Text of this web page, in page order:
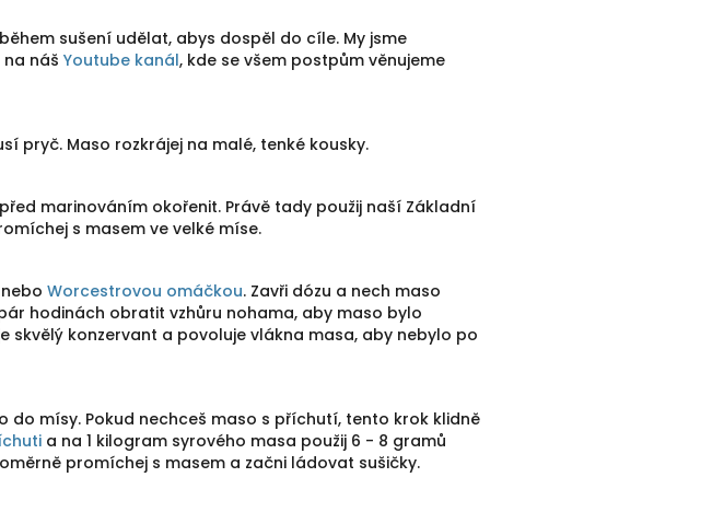
sušení udělat, abys dospěl do cíle. My jsme
náš Youtube kanál, kde se všem postpům věnujeme
pryč. Maso rozkrájej na malé, tenké kousky.
marinováním okořenit. Právě tady použij naší Základní
s masem ve velké míse.
nebo Worcestrovou omáčkou. Zavři dózu a nech maso
hodinách obratit vzhůru nohama, aby maso bylo
skvělý konzervant a povoluje vlákna masa, aby nebylo po
mísy. Pokud nechceš maso s příchutí, tento krok klidně
a na 1 kilogram syrového masa použij 6 - 8 gramů
promíchej s masem a začni ládovat sušičky.